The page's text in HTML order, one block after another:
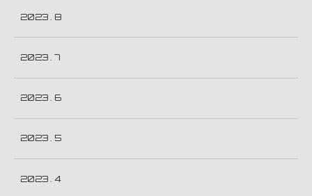
2023 . 8
2023 . 7
2023 . 6
2023 . 5
2023 . 4